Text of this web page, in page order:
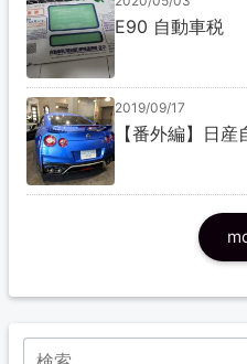
E90 自動車税
2019/09/17
【番外編】日
検索: